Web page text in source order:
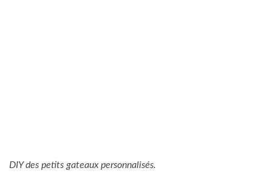
DIY des petits gateaux personnalisés.